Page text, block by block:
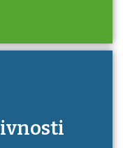
a jaké výhody